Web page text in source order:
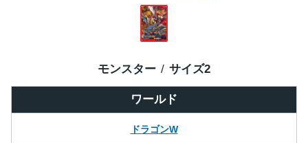
ワールド
ドラゴンW
モンスター サイズ2